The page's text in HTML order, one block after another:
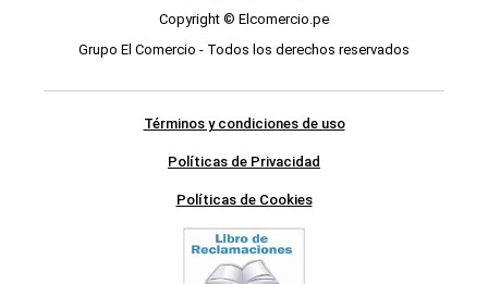
Copyright © Elcomercio.pe
Grupo El Comercio - Todos los derechos reservados
Términos y condiciones de uso
Políticas de Privacidad
Políticas de Cookies